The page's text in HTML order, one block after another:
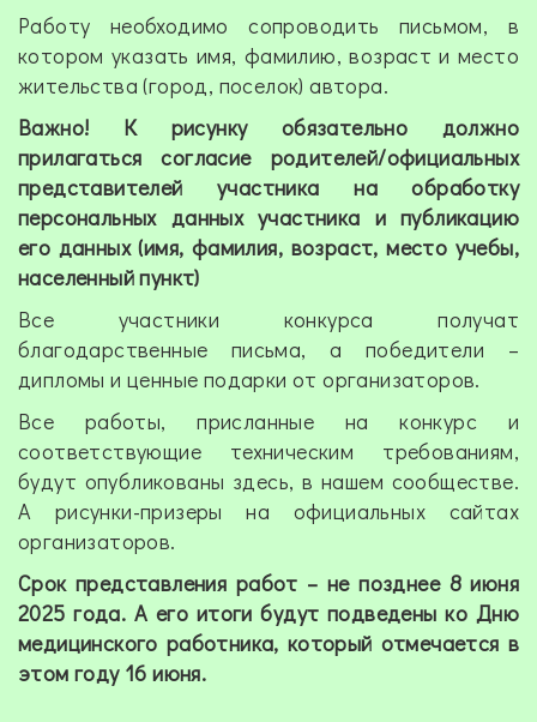
Работу необходимо сопроводить письмом, в
котором указать имя, фамилию, возраст и место
жительства (город, поселок) автора.
Важно! К рисунку обязательно должно
прилагаться согласие родителей/официальных
представителей участника на обработку
персональных данных участника и публикацию
его данных (имя, фамилия, возраст, место учебы,
населенный пункт)
Все участники конкурса получат
благодарственные письма, а победители –
дипломы и ценные подарки от организаторов.
Все работы, присланные на конкурс и
соответствующие техническим требованиям,
будут опубликованы здесь, в нашем сообществе.
А рисунки-призеры на официальных сайтах
организаторов.
Срок представления работ – не позднее 8 июня
2025 года. А его итоги будут подведены ко Дню
медицинского работника, который отмечается в
этом году 16 июня.